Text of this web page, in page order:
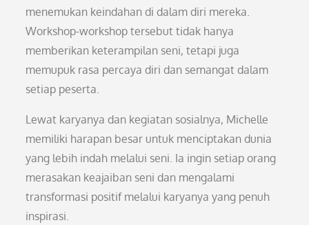
menemukan keindahan di dalam diri mereka.
Workshop-workshop tersebut tidak hanya
memberikan keterampilan seni, tetapi juga
memupuk rasa percaya diri dan semangat dalam
setiap peserta.
Lewat karyanya dan kegiatan sosialnya, Michelle
memiliki harapan besar untuk menciptakan dunia
yang lebih indah melalui seni. Ia ingin setiap orang
merasakan keajaiban seni dan mengalami
transformasi positif melalui karyanya yang penuh
inspirasi.